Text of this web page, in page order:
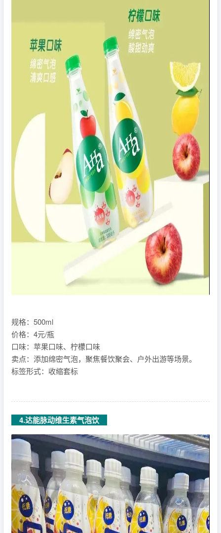
规格：500ml
价格：4元/瓶
口味：苹果口味、柠檬口味
卖点：添加绵密气泡，聚焦餐饮聚会、户外出游等场景。
标签形式：收缩套标
4.达能脉动维生素气泡饮